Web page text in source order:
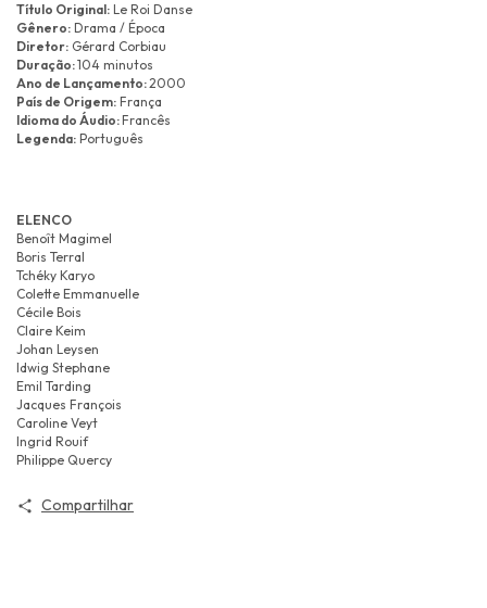
Título Original: Le Roi Danse
Gênero: Drama / Época
Diretor: Gérard Corbiau
Duração:104 minutos
Ano de Lançamento:2000
País de Origem: França
Idioma do Áudio:Francês
Legenda: Português
ELENCO
Benoît Magimel
Boris Terral
Tchéky Karyo
Colette Emmanuelle
Cécile Bois
Claire Keim
Johan Leysen
Idwig Stephane
Emil Tarding
Jacques François
Caroline Veyt
Ingrid Rouif
Philippe Quercy
Compartilhar